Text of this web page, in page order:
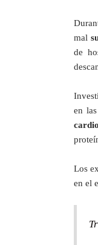
mal
de
en
Los
en el